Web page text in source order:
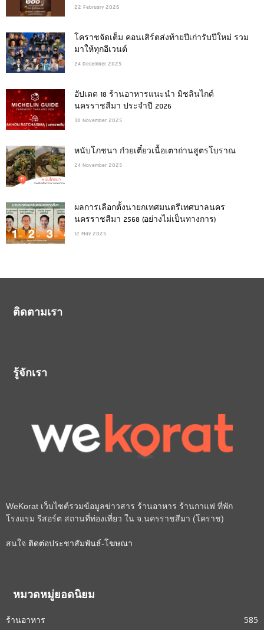
22 February 2026
โคราชจัดเต็ม คอนเสิร์ตส่งท้ายปีเก่ารับปีใหม่ รวม
มาให้ทุกอีเวนต์
24 December 2025
อัปเดต 18 ร้านอาหารแนะนำ มิชลินไกด์
นครราชสีมา ประจำปี 2026
30 November 2025
หนับโภชนา ก๋วยเตี๋ยวเนื้อเตาถ่านสูตรโบราณ
24 November 2025
ผลการเลือกตั้งนายกเทศมนตรีเทศบาลนคร
นครราชสีมา 2568 (อย่างไม่เป็นทางการ)
12 May 2025
ติดตามเรา
รู้จักเรา
WeKorat เว็บไซต์รวมข้อมูลข่าวสาร ร้านอาหาร ร้านกาแฟ ที่พัก
โรงแรม รีสอร์ต สถานที่ท่องเที่ยว ใน จ.นครราชสีมา (โคราช)
สนใจ ติดต่อประชาสัมพันธ์-โฆษณา
หมวดหมู่ยอดนิยม
ร้านอาหาร 585